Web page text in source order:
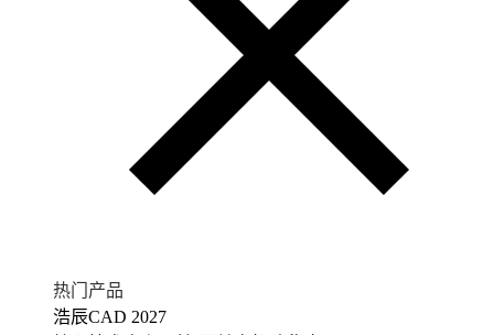
热门产品
浩辰CAD 2027